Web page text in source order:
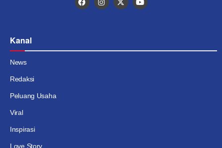
Kanal
News
Redaksi
Peluang Usaha
Viral
Inspirasi
Love Story